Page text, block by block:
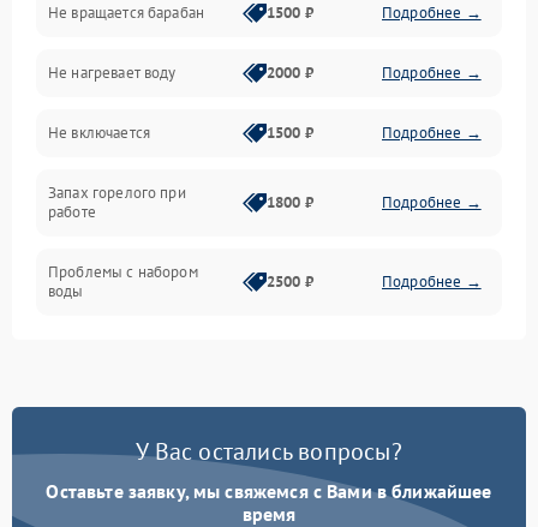
Слив
Программное обеспечение
Не вращается барабан 1500 ₽ Подробнее →
Не нагревает воду 2000 ₽ Подробнее →
Не включается 1500 ₽ Подробнее →
Запах горелого при
работе
1800 ₽ Подробнее →
Проблемы с набором
воды
2500 ₽ Подробнее →
Замена платы управления 2200 ₽ Подробнее →
У Вас остались вопросы?
Оставьте заявку, мы свяжемся с Вами в ближайшее
время